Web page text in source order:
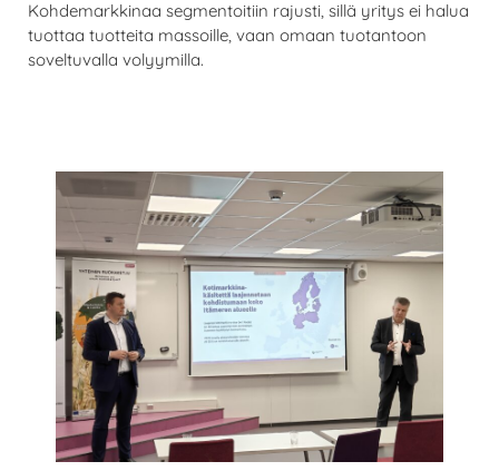
Kohdemarkkinaa segmentoitiin rajusti, sillä yritys ei halua
tuottaa tuotteita massoille, vaan omaan tuotantoon
soveltuvalla volyymilla.